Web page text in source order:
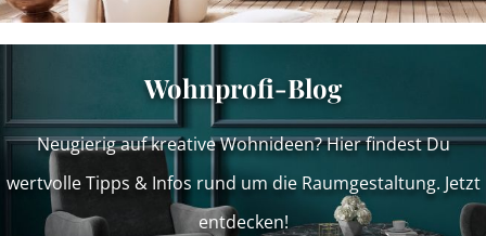
Wohnprofi-Blog
Neugierig auf kreative Wohnideen? Hier findest Du
wertvolle Tipps & Infos rund um die Raumgestaltung. Jetzt
entdecken!